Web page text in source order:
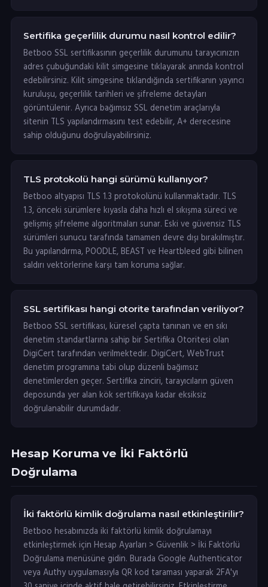
Sertifika geçerlilik durumu nasıl kontrol edilir?
Betboo SSL sertifikasının geçerlilik durumunu tarayıcınızın
adres çubuğundaki kilit simgesine tıklayarak anında kontrol
edebilirsiniz. Kilit simgesine tıklandığında sertifikanın yayıncı
kuruluşu, geçerlilik tarihleri ve şifreleme detayları
görüntülenir. Ayrıca bağımsız SSL denetim araçlarıyla
sitenin TLS yapılandırmasını test edebilir, A+ derecesine
sahip olduğunu doğrulayabilirsiniz.
TLS protokolü hangi sürümü kullanıyor?
Betboo altyapısı TLS 1.3 protokolünü kullanmaktadır. TLS
1.3, önceki sürümlere kıyasla daha hızlı el sıkışma süreci ve
gelişmiş şifreleme algoritmaları sunar. Eski ve güvensiz TLS
sürümleri sunucu tarafında tamamen devre dışı bırakılmıştır.
Bu yapılandırma, POODLE, BEAST ve Heartbleed gibi bilinen
saldırı vektörlerine karşı tam koruma sağlar.
SSL sertifikası hangi otorite tarafından veriliyor?
Betboo SSL sertifikası, küresel çapta tanınan ve en sıkı
denetim standartlarına sahip bir Sertifika Otoritesi olan
DigiCert tarafından verilmektedir. DigiCert, WebTrust
denetim programına tabi olup düzenli bağımsız
denetimlerden geçer. Sertifika zinciri, tarayıcıların güven
deposunda yer alan kök sertifikaya kadar eksiksiz
doğrulanabilir durumdadır.
Hesap Koruma ve İki Faktörlü
Doğrulama
İki faktörlü kimlik doğrulama nasıl etkinleştirilir?
Betboo hesabınızda iki faktörlü kimlik doğrulamayı
etkinleştirmek için Hesap Ayarları > Güvenlik > İki Faktörlü
Doğrulama menüsüne gidin. Burada Google Authenticator
veya Authy uygulamasıyla QR kod taraması yaparak 2FA'yı